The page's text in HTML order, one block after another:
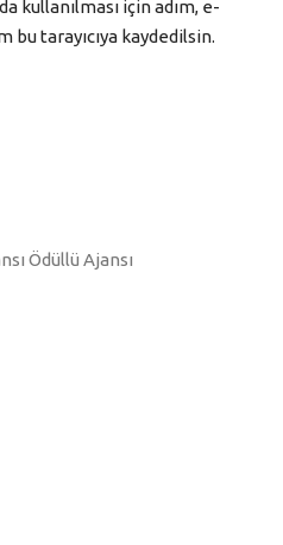
kullanılması için adım, e-
tarayıcıya kaydedilsin.
Ödüllü Ajansı